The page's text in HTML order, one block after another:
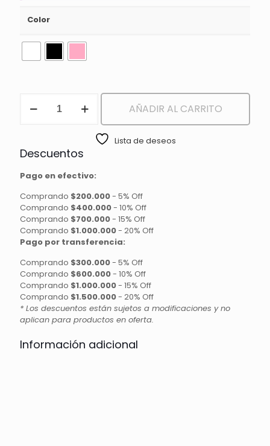
Color
PARA
AÑADIR AL CARRITO
Lista de deseos
Descuentos
Pago en efectivo:
Comprando $200.000- 5% Off
Comprando $400.000- 10% Off
Comprando $700.000- 15% Off
Comprando $1.000.000- 20% Off
Pago por transferencia:
Comprando $300.000- 5% Off
Comprando $600.000- 10% Off
Comprando $1.000.000- 15% Off
Comprando $1.500.000- 20% Off
* Los descuentos están sujetos a modificaciones y no
aplican para productos en oferta.
Información adicional